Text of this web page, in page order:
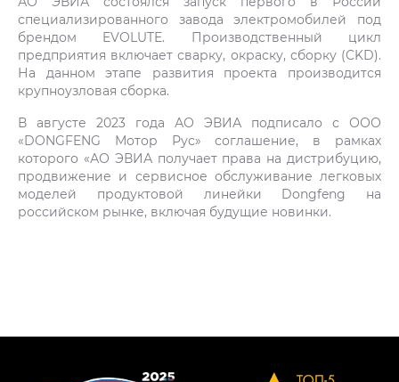
специализированного завода электромобилей под
брендом EVOLUTE. Производственный цикл
предприятия включает сварку, окраску, сборку (CKD).
На данном этапе развития проекта производится
крупноузловая сборка.
В августе 2023 года АО ЭВИА подписало с ООО
«DONGFENG Мотор Рус» соглашение, в рамках
которого «АО ЭВИА получает права на дистрибуцию,
продвижение и сервисное обслуживание легковых
моделей продуктовой линейки Dongfeng на
российском рынке, включая будущие новинки.